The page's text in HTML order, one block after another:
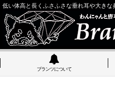
低い体高と長くふさふさな垂れ耳や大き
ブランツについて